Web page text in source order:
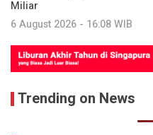
Miliar
6 August 2026 - 16:08 WIB
Trending on News